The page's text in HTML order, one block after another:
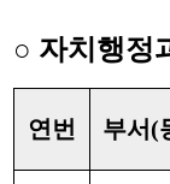
○ 자치행정
연번 부서(